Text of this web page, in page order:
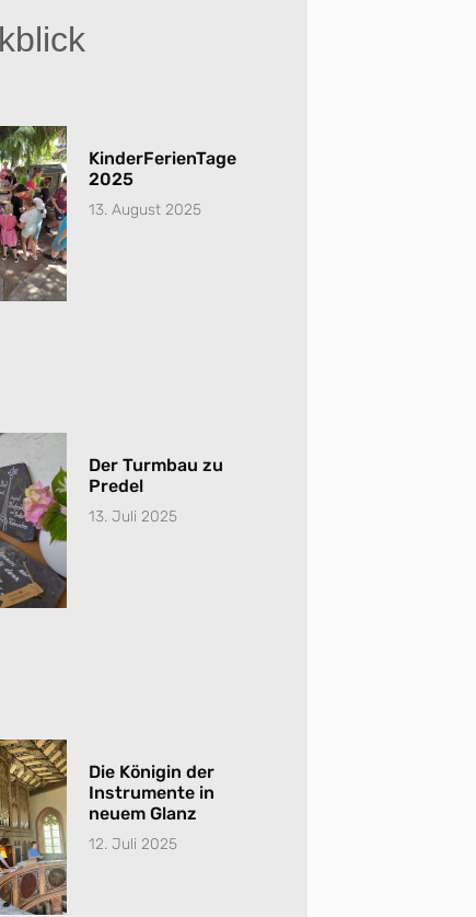
KinderFerienTage
2025
13. August 2025
Der Turmbau zu
Predel
13. Juli 2025
Die Königin der
Instrumente in
neuem Glanz
12. Juli 2025